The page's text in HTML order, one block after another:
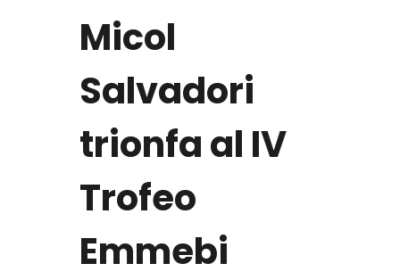
Micol
Salvadori
trionfa al IV
Trofeo
Emmebi